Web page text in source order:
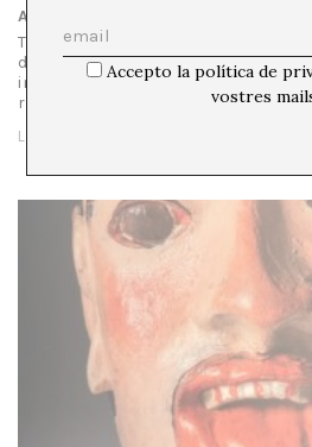
Art Athina 2023
Tot i que la majoria d’éssers
dels reptes recents que ha
incendis i les inundacions
refugiats que…
LLEGIR MÉS
Accepto la política de
vostres